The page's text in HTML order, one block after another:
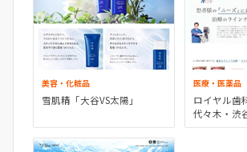
美容・化粧品
雪肌精「大谷VS太陽」
医療・医薬品
ロイヤル歯
代々木・渋